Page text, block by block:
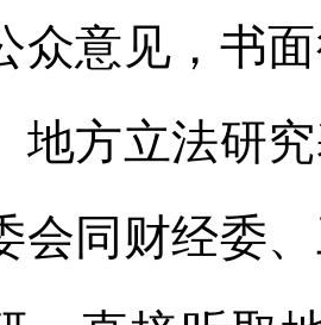
众意见，书
地方立法研
会同财经委